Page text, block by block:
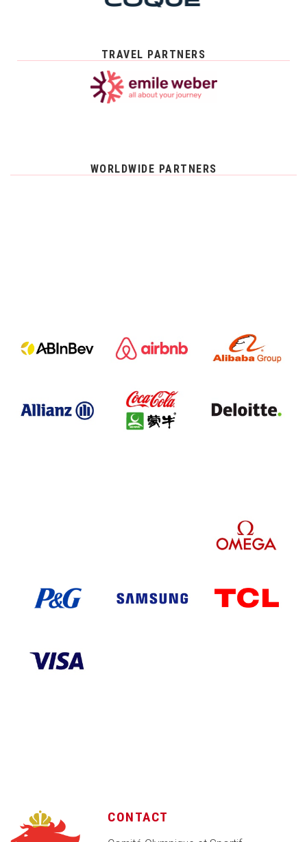
TRAVEL PARTNERS
WORLDWIDE PARTNERS
CONTACT